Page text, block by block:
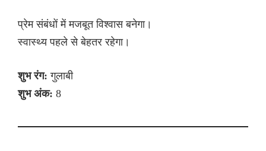
प्रेम संबंधों में मजबूत विश्वास बनेगा।
स्वास्थ्य पहले से बेहतर रहेगा।
शुभ रंग: गुलाबी
शुभ अंक: 8